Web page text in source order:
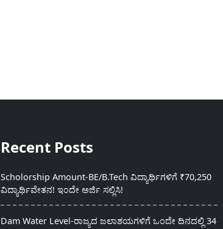
Recent Posts
Scholorship Amount-BE/B.Tech ವಿದ್ಯಾರ್ಥಿಗಳಿಗೆ ₹70,250
ವಿದ್ಯಾರ್ಥಿವೇತನ! ಇಂದೇ ಅರ್ಜಿ ಸಲ್ಲಿಸಿ!
Dam Water Level-ರಾಜ್ಯದ ಜಲಾಶಯಗಳಿಗೆ ಒಂದೇ ದಿನದಲ್ಲಿ 34